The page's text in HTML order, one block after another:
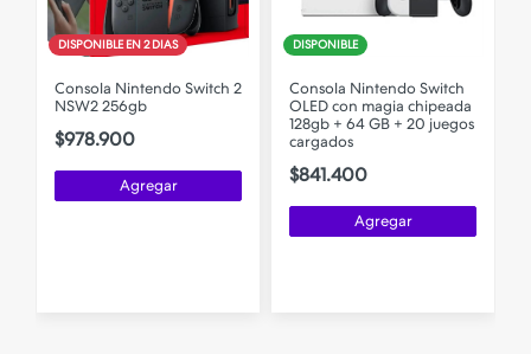
DISPONIBLE EN 2 DIAS
Consola Nintendo Switch 2
NSW2 256gb
$978.900
Agregar
DISPONIBLE
Consola Nintendo Switch
OLED con magia chipeada
128gb + 64 GB + 20 juegos
cargados
$841.400
Agregar